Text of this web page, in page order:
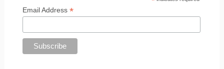
Email Address*